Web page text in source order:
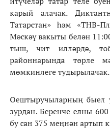
карый алачак.
Татарстан» һәм «ТНВ-
Мәскәү вакыты белән
тыш, чит илләрдә,
районнарында төрле
мөмкинлеге тудырылачак.
Оештыручыларның быел
зурдан. Беренче елны
бу сан 375 меңнән артып